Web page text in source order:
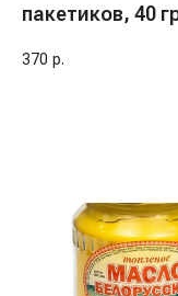
пакетиков, 40
370 р.